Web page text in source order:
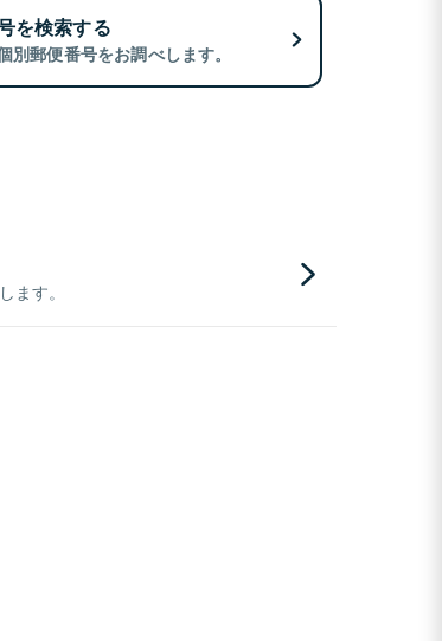
を検索する
別郵便番号をお調べします。
ます。